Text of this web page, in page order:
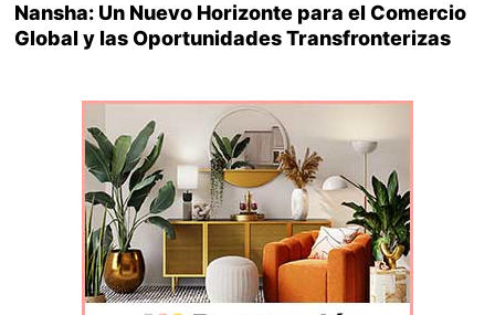
Nansha: Un Nuevo Horizonte para el Comercio
Global y las Oportunidades Transfronterizas